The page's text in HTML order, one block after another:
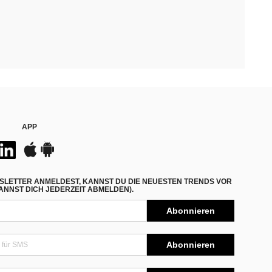
APP
ANMELDEST, KANNST DU DIE NEUESTEN TRENDS VOR
DICH JEDERZEIT ABMELDEN).
Abonnieren
Abonnieren